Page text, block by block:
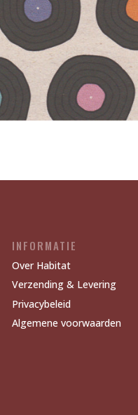
INFORMATIE
Over Habitat
Verzending & Levering
Privacybeleid
Algemene voorwaarden